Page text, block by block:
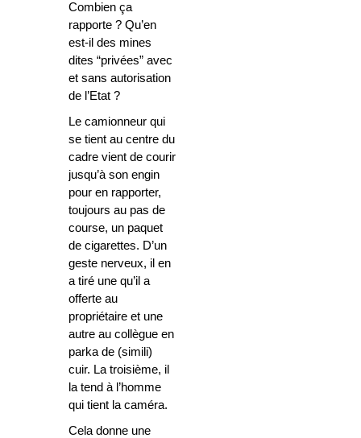
Combien ça
rapporte ? Qu’en
est-il des mines
dites “privées” avec
et sans autorisation
de l’Etat ?
Le camionneur qui
se tient au centre du
cadre vient de courir
jusqu’à son engin
pour en rapporter,
toujours au pas de
course, un paquet
de cigarettes. D’un
geste nerveux, il en
a tiré une qu’il a
offerte au
propriétaire et une
autre au collègue en
parka de (simili)
cuir. La troisième, il
la tend à l’homme
qui tient la caméra.
Cela donne une